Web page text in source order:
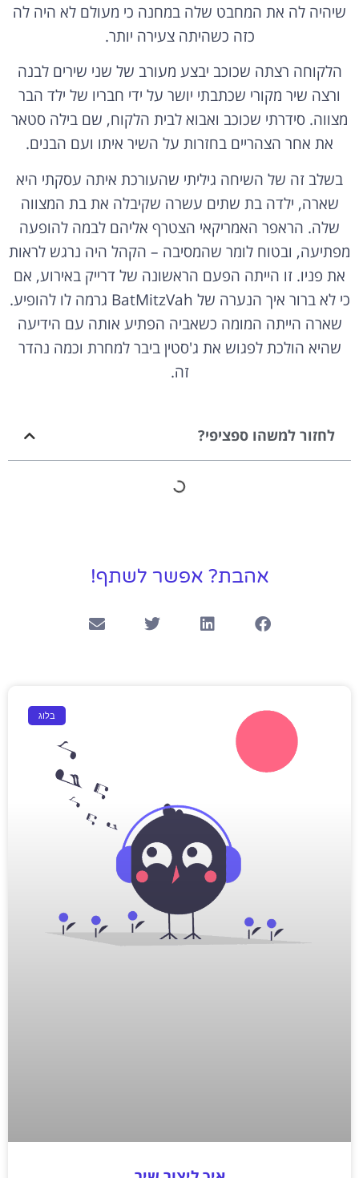
שיהיה לה את המחבט שלה במחנה כי מעולם לא היה לה
כזה כשהיתה צעירה יותר.
הלקוחה רצתה שכוכב יבצע מעורב של שני שירים לבנה
ורצה שיר מקורי שכתבתי יושר על ידי חבריו של ילד הבר
מצווה. סידרתי שכוכב ואבוא לבית הלקוח, שם בילה סטאר
את אחר הצהריים בחזרות על השיר איתו ועם הבנים.
בשלב זה של השיחה גיליתי שהעורכת איתה עסקתי היא
שארה, ילדה בת שתים עשרה שקיבלה את בת המצווה
שלה. הראפר האמריקאי הצטרף אליהם לבמה להופעה
מפתיעה, ובטוח לומר שהמסיבה – הקהל היה נרגש לראות
את פניו. זו הייתה הפעם הראשונה של דרייק באירוע, אם
כי לא ברור איך הנערה של BatMitzVah גרמה לו להופיע.
שארה הייתה המומה כשאביה הפתיע אותה עם הידיעה
שהיא הולכת לפגוש את ג'סטין ביבר למחרת וכמה נהדר
זה.
לחזור למשהו ספציפי?
אהבת? אפשר לשתף!
בלוג